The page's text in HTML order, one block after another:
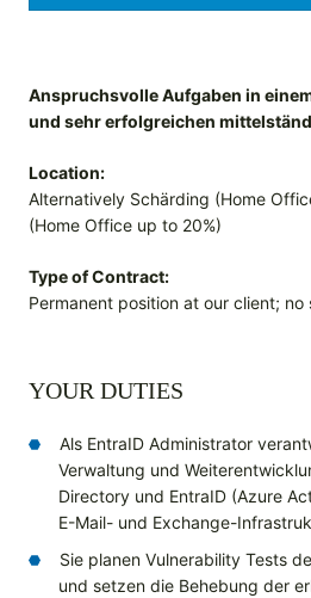
Anspruchsvolle Aufgaben in
und sehr erfolgreichen
Location:
Alternatively Schärding (Home
(Home Office up to 20%)
Type of Contract:
Permanent position at our client; no
YOUR DUTIES
Als EntraID Administrator
Verwaltung und
Directory und EntraID (Azure
E-Mail- und Exchange-
Sie planen Vulnerability Tests
und setzen die Behebung der